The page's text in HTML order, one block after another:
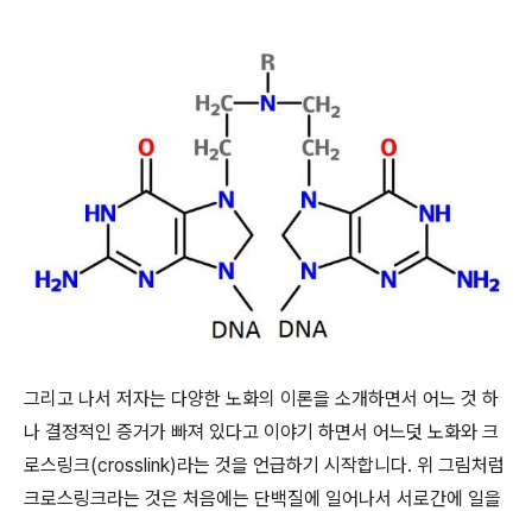
그리고 나서 저자는 다양한 노화의 이론을 소개하면서 어느 것 하
나 결정적인 증거가 빠져 있다고 이야기 하면서 어느덧 노화와 크
로스링크(crosslink)라는 것을 언급하기 시작합니다. 위 그림처럼
크로스링크라는 것은 처음에는 단백질에 일어나서 서로간에 일을